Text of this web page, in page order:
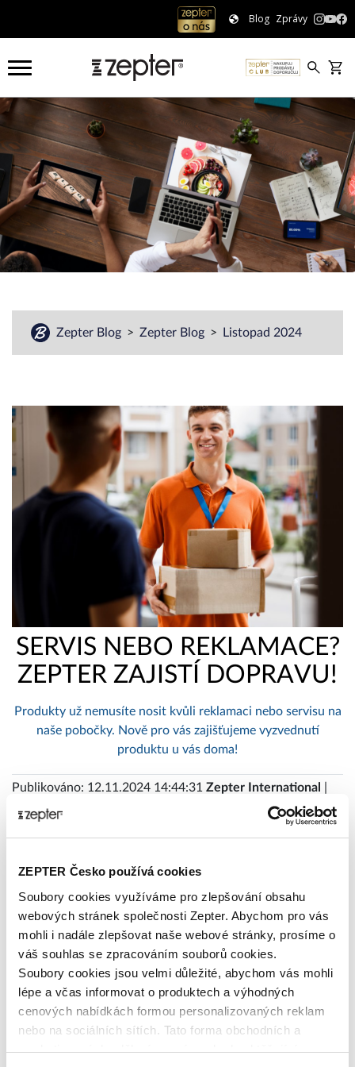
ZEPTER Česko používá cookies
Soubory cookies využíváme pro zlepšování obsahu
webových stránek společnosti Zepter. Abychom pro vás
mohli i nadále zlepšovat naše webové stránky, prosíme o
váš souhlas se zpracováním souborů cookies.
Soubory cookies jsou velmi důležité, abychom vás mohli
lépe a včas informovat o produktech a výhodných
cenových nabídkách formou personalizovaných reklam
nebo na sociálních sítích. Tato forma obchodních a
marketingových sdělení pro vás nebude obtěžující.
Blog Zprávy
Zepter Blog Zepter Blog Listopad 2024
SERVIS NEBO REKLAMACE?
ZEPTER ZAJISTÍ DOPRAVU!
Produkty už nemusíte nosit kvůli reklamaci nebo servisu na
naše pobočky. Nově pro vás zajišťujeme vyzvednutí
produktu u vás doma!
Publikováno: 12.11.2024 14:44:31 Zepter International
Publikováno s 0 komentáři
Tagy
alergie antiaging Artmix_Pro barevné_filtry Bioptron
čistý_vzduch Felix_Solingen filtrace_vody gril
Hyperlight_Eyewear Hyperlight_Optics ionizátor léčba
modré_světlo
péče_o_pleť péče_o_pokožku Philip_Zepter porcelán
posílení_imunity prevence recept showroom studie
světelná_terapie Syncro-Clik UV_záření VacSy Vánoce
vegetariánské_recepty veterinární_lékařství videorecept